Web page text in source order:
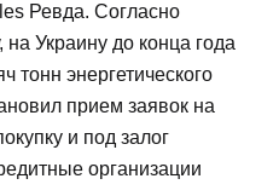
Ревда. Согласно
на Украину до конца года
тонн энергетического
прием заявок на
и под залог
организации